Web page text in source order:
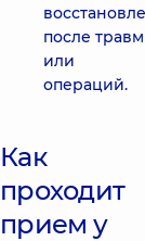
после травм
или
операций.
Как
проходит
прием у